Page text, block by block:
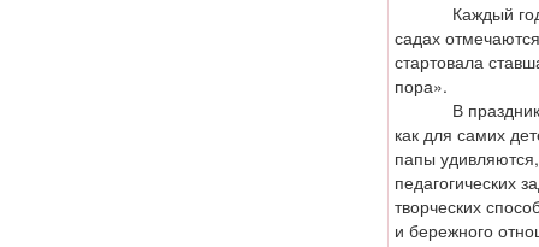
Каждый год с
садах
стартовала
пора».
В празднике
как для самих
папы
педагогических
творческих
и бережного